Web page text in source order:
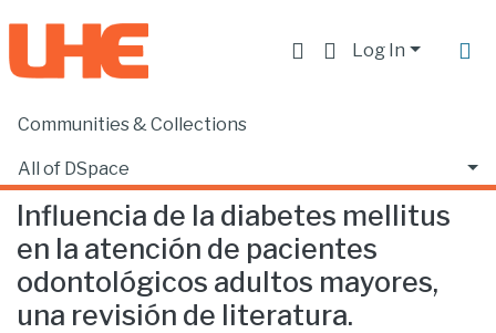
Log In
Communities & Collections
All of DSpace
Statistics
Home
Influencia de la diabetes mellitus
en la atención de pacientes
odontológicos adultos mayores,
una revisión de literatura.